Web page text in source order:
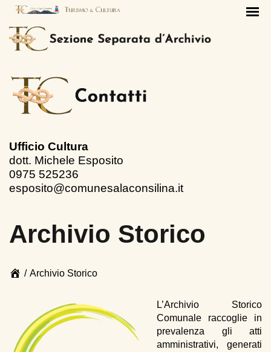
Ufficio Cultura
dott. Michele Esposito
0975 525236
esposito@comunesalaconsilina.it
Archivio Storico
Page
/ Archivio Storico
breadcrumbs
L’Archivio Storico
Comunale raccoglie in
prevalenza gli atti
amministrativi, generati